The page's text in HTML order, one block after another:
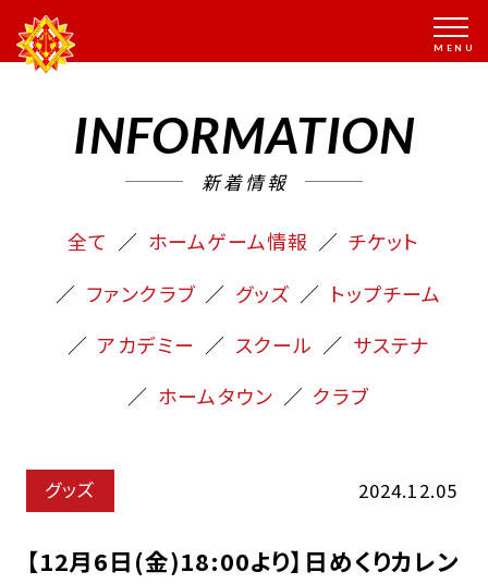
INFORMATION
新着情報
全て ホームゲーム情報
チケット
ファンクラブ
グッズ
トップチーム
アカデミー
スクール
サステナ
ホームタウン
クラブ
グッズ 2024.12.05
【12月6日(金)18:00より】日めくりカレン